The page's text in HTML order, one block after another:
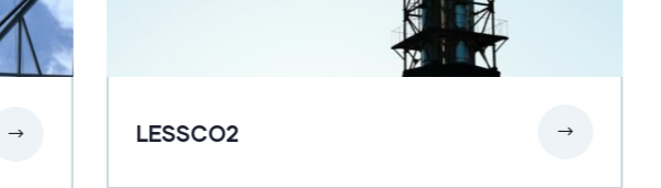
LESSCO2